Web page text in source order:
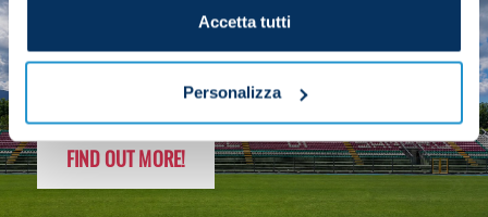
Accetta tutti
Personalizza
FOLLOW THE CHAMPS' JOURNEY
FIND OUT MORE!